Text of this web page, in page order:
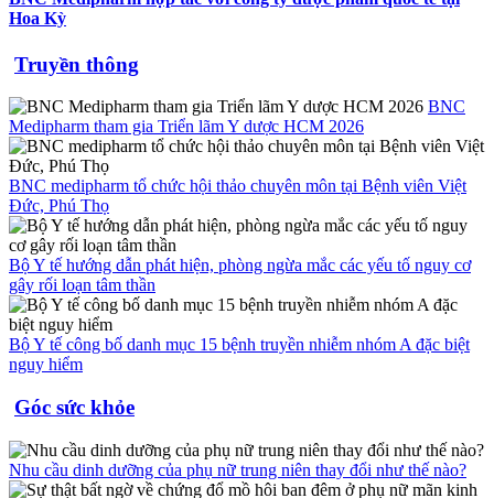
Hoa Kỳ
Truyền thông
BNC
Medipharm tham gia Triển lãm Y dược HCM 2026
BNC medipharm tổ chức hội thảo chuyên môn tại Bệnh viên Việt
Đức, Phú Thọ
Bộ Y tế hướng dẫn phát hiện, phòng ngừa mắc các yếu tố nguy cơ
gây rối loạn tâm thần
Bộ Y tế công bố danh mục 15 bệnh truyền nhiễm nhóm A đặc biệt
nguy hiểm
Góc sức khỏe
Nhu cầu dinh dưỡng của phụ nữ trung niên thay đổi như thế nào?